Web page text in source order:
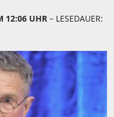
12:06 UHR – LESEDAUER: